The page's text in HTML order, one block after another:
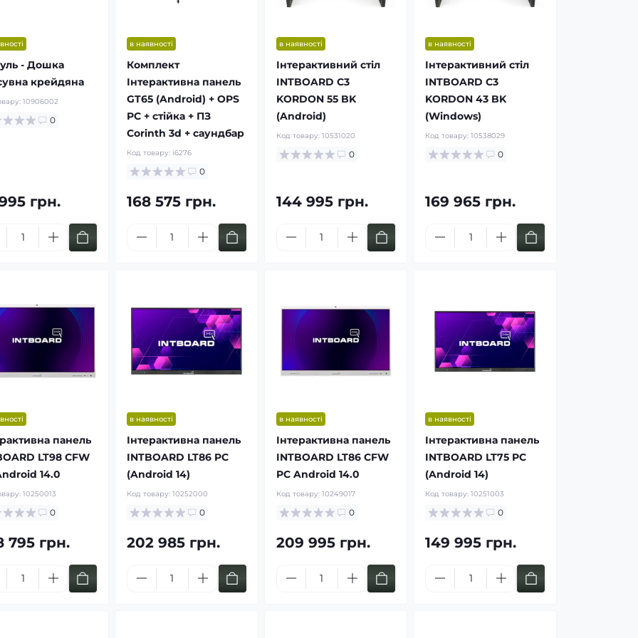
- Дошка
крейдяна
10906002
0
грн.
в наявності
Комплект
Інтерактивна панель
GT65 (Android) + OPS
PC + стійка + ПЗ
Corinth 3d + саундбар
Код товару: i6276
0
168 575 грн.
в наявності
Інтерактивний стіл
INTBOARD C3
KORDON 55 BK
(Android)
Код товару: 10531020
0
144 995 грн.
в наявності
Інтерактивний стіл
INTBOARD C3
KORDON 43 BK
(Windows)
Код товару:10538029
0
169 965 грн.
панель
LT98 CFW
14.0
10250013
0
795 грн.
в наявності
Інтерактивна панель
INTBOARD LT86 PC
(Android 14)
Код товару: 10252000
0
202 985 грн.
в наявності
Інтерактивна панель
INTBOARD LT86 CFW
PC Android 14.0
Код товару: 10249017
0
209 995 грн.
в наявності
Інтерактивна панель
INTBOARD LT75 PC
(Android 14)
Код товару:10251003
0
149 995 грн.